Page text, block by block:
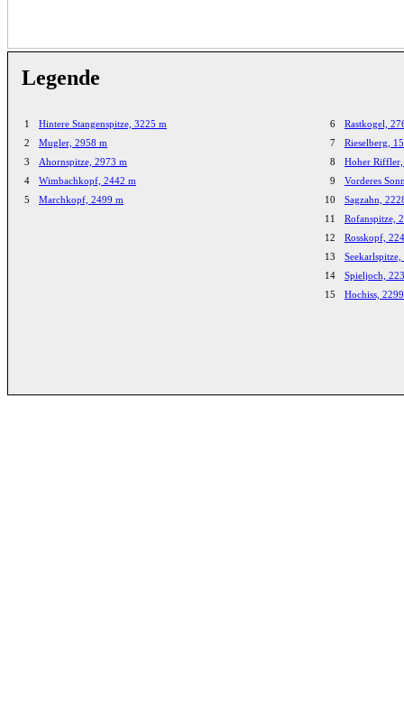
Legende
1
Hintere Stangenspitze, 3225 m
2
Mugler, 2958 m
3
Ahornspitze, 2973 m
4
Wimbachkopf, 2442 m
5
Marchkopf, 2499 m
6
Rastkogel,
7
Rieselberg,
8
Hoher
9
Vorderes
10
Sagzahn,
11
Rofanspitze,
12
Rosskopf,
13
14
Spieljoch,
15
Hochiss,